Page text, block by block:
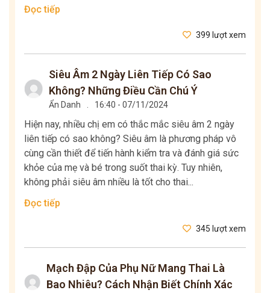
Đọc tiếp
399 lượt xem
Siêu Âm 2 Ngày Liên Tiếp Có Sao
Không? Những Điều Cần Chú Ý
Ẩn Danh . 16:40 - 07/11/2024
Hiện nay, nhiều chị em có thắc mắc siêu âm 2 ngày
liên tiếp có sao không? Siêu âm là phương pháp vô
cùng cần thiết để tiến hành kiểm tra và đánh giá sức
khỏe của mẹ và bé trong suốt thai kỳ. Tuy nhiên,
không phải siêu âm nhiều là tốt cho thai...
Đọc tiếp
345 lượt xem
Mạch Đập Của Phụ Nữ Mang Thai Là
Bao Nhiêu? Cách Nhận Biết Chính Xác